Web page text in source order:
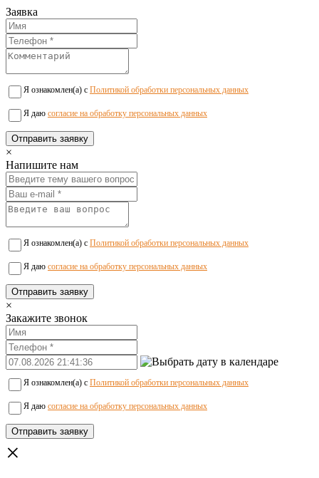
Заявка
Я ознакомлен(а) с Политикой обработки персональных данных
Я даю согласие на обработку персональных данных
×
Напишите нам
Я ознакомлен(а) с Политикой обработки персональных данных
Я даю согласие на обработку персональных данных
×
Закажите звонок
Я ознакомлен(а) с Политикой обработки персональных данных
Я даю согласие на обработку персональных данных
×